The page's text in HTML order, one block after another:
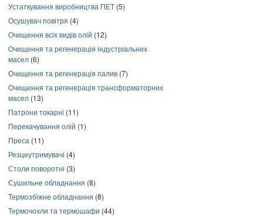
Устаткування виробництва ПЕТ (5)
Осушувач повітря (4)
Очищення всіх видів олій (12)
Очищення та регенерація індустріальних
масел (6)
Очищення та регенерація палив (7)
Очищення та регенерація трансформаторних
масел (13)
Патрони токарні (11)
Перекачування олій (1)
Преса (11)
Резцеутримувачі (4)
Столи поворотні (3)
Сушильне обладнання (8)
Термозбіжне обладнання (8)
Термочохли та термошафи (44)